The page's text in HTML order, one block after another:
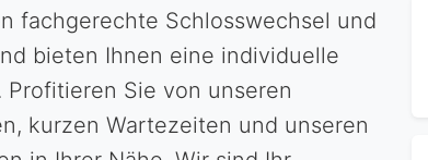
fachgerechte Schlosswechsel und
bieten Ihnen eine individuelle
Sie von unseren
kurzen Wartezeiten und unseren